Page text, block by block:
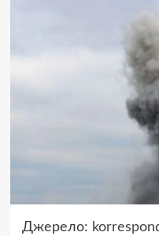
Джерело: